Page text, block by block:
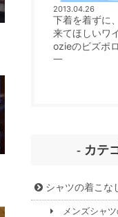
2013.04.26
下着を着ずに
来てほしいワ
ozieのビズポ
一
- カテ
シャツの着こな
メンズシャツ